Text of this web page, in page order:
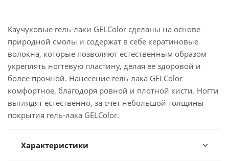
Каучуковые гель-лаки GELColor сделаны на основе
природной смолы и содержат в себе кератиновые
волокна, которые позволяют естественным образом
укреплять ногтевую пластину, делая ее здоровой и
более прочной. Нанесение гель-лака GELColor
комфортное, благодоря ровной и плотной кисти. Ногти
выглядят естественно, за счет небольшой толщины
покрытия гель-лака GELColоr.
Характеристики